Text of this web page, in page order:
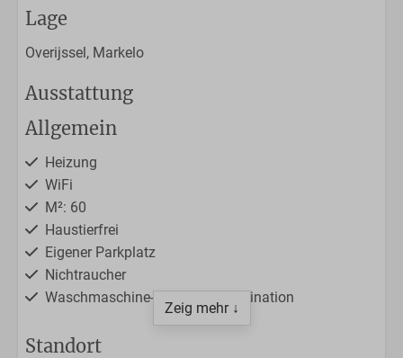
Lage
Overijssel, Markelo
Ausstattung
Allgemein
Heizung
WiFi
M²: 60
Haustierfrei
Eigener Parkplatz
Nichtraucher
Waschmaschine-Trockner-Kombination
Standort
Zeig mehr ↓